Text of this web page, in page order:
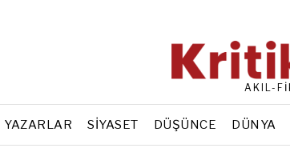
AKIL-
YAZARLAR SIYASET DÜŞÜNCE DÜNYA